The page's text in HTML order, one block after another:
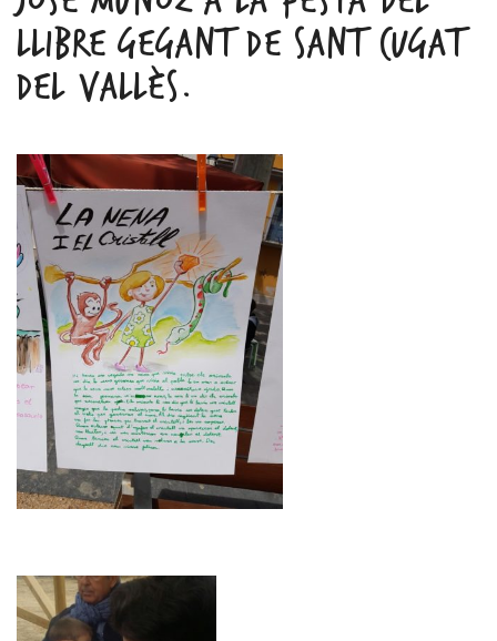
LLIBRE GEGANT DE SANT CUGAT
DEL VALLÈS.